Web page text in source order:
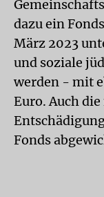
dazu ein
März 2023
und soziale
werden - mit
Euro. Auch die
Fonds